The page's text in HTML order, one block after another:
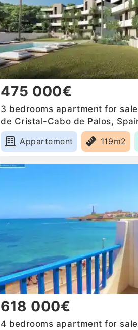
475 000€
3 bedrooms apartment for
de Cristal-Cabo de Palos,
Appartement
119m2
618 000€
4 bedrooms apartment for